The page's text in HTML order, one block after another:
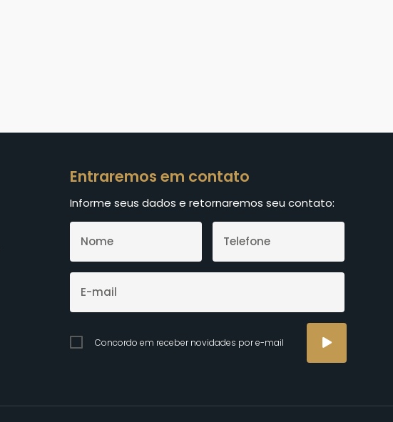
Entraremos em contato
Informe seus dados e retornaremos seu contato:
Concordo em receber novidades por e-mail